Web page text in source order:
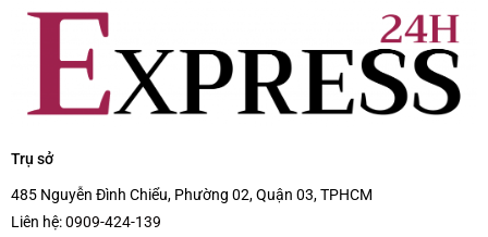
Trụ sở
485 Nguyễn Đình Chiểu, Phường 02, Quận 03, TPHCM
Liên hệ:0909-424-139